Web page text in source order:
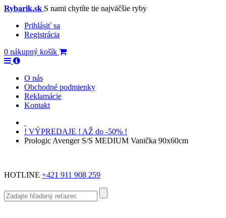
Rybarik.sk S nami chytíte tie najväčšie ryby
Prihlásiť sa
Registrácia
0 nákupný košík
O nás
Obchodné podmienky
Reklamácie
Kontakt
! VÝPREDAJE ! AŽ do -50% !
Prologic Avenger S/S MEDIUM Vanička 90x60cm
HOTLINE +421 911 908 259